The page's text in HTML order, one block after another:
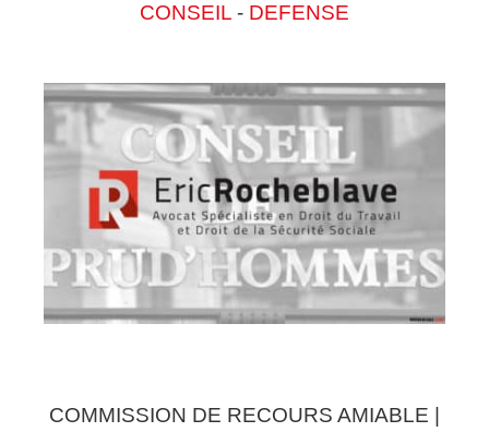
CONSEIL - DEFENSE
COMMISSION DE RECOURS AMIABLE |